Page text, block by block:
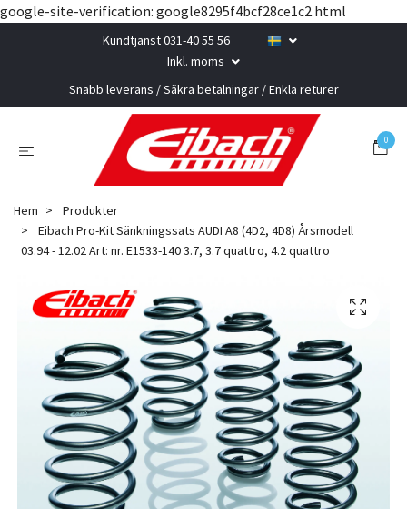
google-site-verification: google8295f4bcf28ce1c2.html
Kundtjänst 031-40 55 56
Inkl. moms
Snabb leverans / Säkra betalningar / Enkla returer
0
Hem
Produkter
Eibach Pro-Kit Sänkningssats AUDI A8 (4D2, 4D8) Årsmodell
03.94 - 12.02 Art: nr. E1533-140 3.7, 3.7 quattro, 4.2 quattro